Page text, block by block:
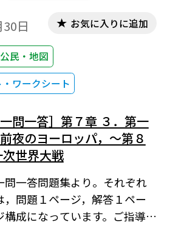
日
民・地図
ワークシート
お気に入りに追加
一問一答］第７章 ３．第一
夜のヨーロッパ，～第８
世界大戦
問一答問題集より。それぞれ
，問題１ページ，解答１ペー
構成になっています。ご指導の